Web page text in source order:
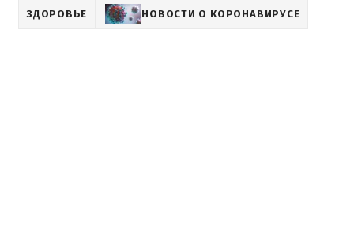
ЗДОРОВЬЕ НОВОСТИ О КОРОНАВИРУСЕ